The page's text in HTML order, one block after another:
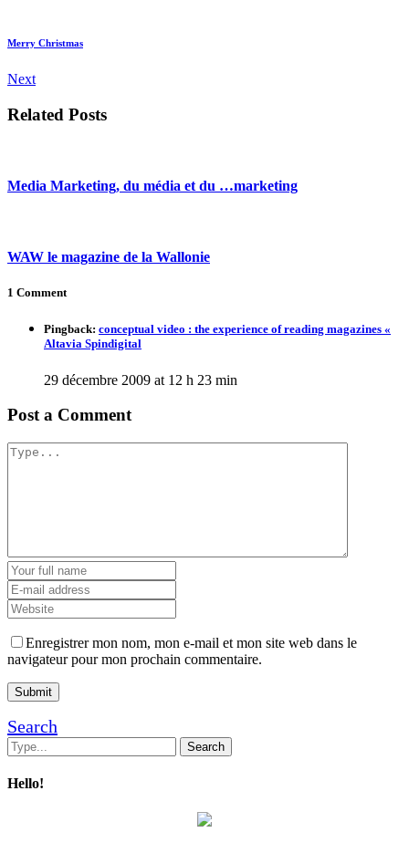
Merry Christmas
Next
Related Posts
Media Marketing, du média et du …marketing
WAW le magazine de la Wallonie
1 Comment
Pingback: conceptual video : the experience of reading magazines «
Altavia Spindigital
29 décembre 2009 at 12 h 23 min
Post a Comment
Enregistrer mon nom, mon e-mail et mon site web dans le
navigateur pour mon prochain commentaire.
Search
Hello!